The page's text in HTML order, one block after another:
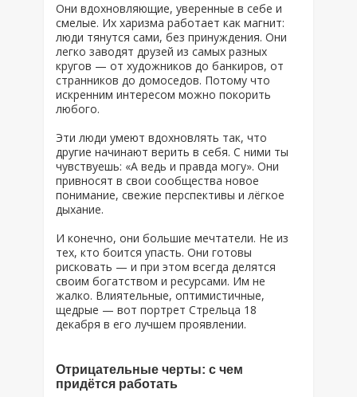
Они вдохновляющие, уверенные в себе и
смелые. Их харизма работает как магнит:
люди тянутся сами, без принуждения. Они
легко заводят друзей из самых разных
кругов — от художников до банкиров, от
странников до домоседов. Потому что
искренним интересом можно покорить
любого.
Эти люди умеют вдохновлять так, что
другие начинают верить в себя. С ними ты
чувствуешь: «А ведь и правда могу». Они
привносят в свои сообщества новое
понимание, свежие перспективы и лёгкое
дыхание.
И конечно, они большие мечтатели. Не из
тех, кто боится упасть. Они готовы
рисковать — и при этом всегда делятся
своим богатством и ресурсами. Им не
жалко. Влиятельные, оптимистичные,
щедрые — вот портрет Стрельца 18
декабря в его лучшем проявлении.
Отрицательные черты: с чем
придётся работать